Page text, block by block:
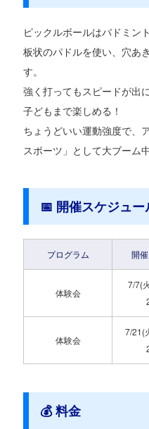
ピックルボールはバドミン
板状のパドルを使い、穴あ
す。
強く打ってもスピードが出
子どもまで楽しめる！
ちょうどいい運動強度で、
スポーツ」として大ブーム
📅 開催スケジュー
プログラム 開
体験会
7/7(
体験会
7/21(
💰 料金